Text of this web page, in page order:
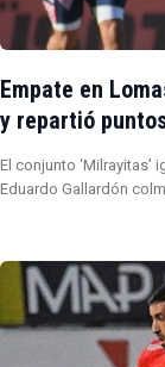
Empate en
y repartió
El conjunto ‘Milrayitas’
Eduardo Gallardón